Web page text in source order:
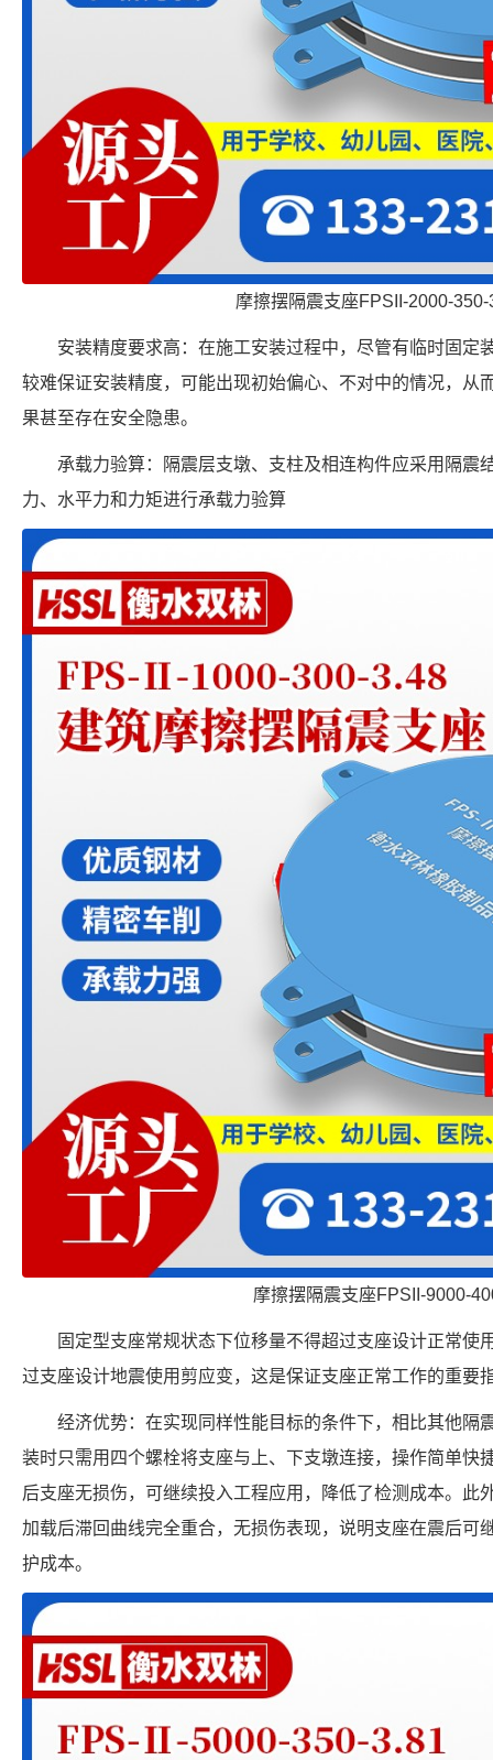
摩擦摆隔震支座FPSII-2000-350-
安装精度要求高：在施工安装过程中，尽管有临时固定
较难保证安装精度，可能出现初始偏心、不对中的情况，从
果甚至存在安全隐患。
承载力验算：隔震层支墩、支柱及相连构件应采用隔震
力、水平力和力矩进行承载力验算
摩擦摆隔震支座FPSII-9000-
固定型支座常规状态下位移量不得超过支座设计正常使
过支座设计地震使用剪应变，这是保证支座正常工作的重要
经济优势：在实现同样性能目标的条件下，相比其他隔
装时只需用四个螺栓将支座与上、下支墩连接，操作简单快
后支座无损伤，可继续投入工程应用，降低了检测成本。此
加载后滞回曲线完全重合，无损伤表现，说明支座在震后可
护成本。